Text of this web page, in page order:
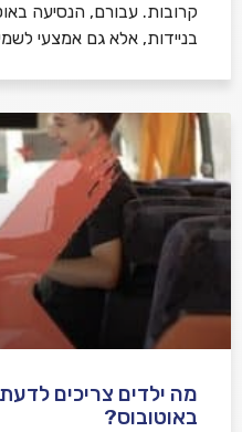
קרובות. עבורם, הנסיעה
בניידות, אלא גם אמצעי
מה ילדים צריכים
באוטובוס?